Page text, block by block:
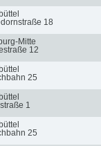
18
Mitte
12
25
1
25